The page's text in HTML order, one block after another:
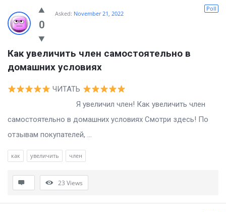
0
Poll
Asked: November 21, 2022
Как увеличить член самостоятельно в
домашних условиях
ЧИТАТЬ
Я увеличил член! Как увеличить член
самостоятельно в домашних условиях Смотри здесь! По
отзывам покупателей, ...
как увеличить член
23 Views